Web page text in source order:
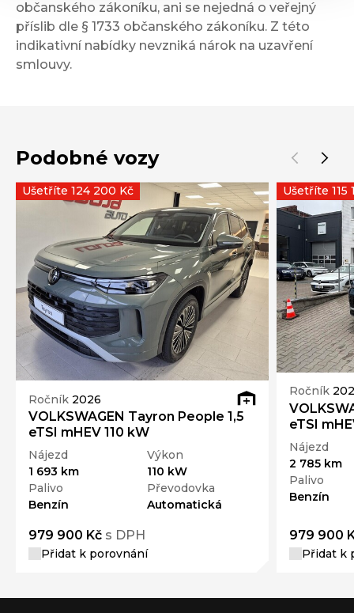
občanského zákoníku, ani se nejedná o veřejný
příslib dle § 1733 občanského zákoníku. Z této
indikativní nabídky nevzniká nárok na uzavření
smlouvy.
Podobné vozy
Ročník 2026
VOLKSWAGEN Tayron People 1,5
eTSI mHEV 110 kW
Nájezd
1 693 km
Výkon
110 kW
Palivo
Benzín
Převodovka
Automatická
979 900 Kč s DPH
Přidat k porovnání
Ušetříte 124 200 Kč
Ročník
eTSI
Nájezd
2 785 km
Palivo
Benzín
979 900
Přidat k
Ušetříte 115